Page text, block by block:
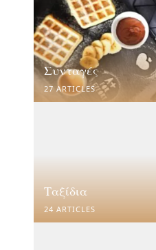
Συνταγές
27 ARTICLES
Ταξίδια
24 ARTICLES